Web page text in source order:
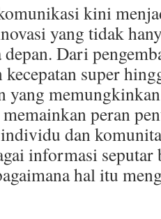
kini
yang tidak
Dari
super
yang
peran
dan
informasi
hal itu